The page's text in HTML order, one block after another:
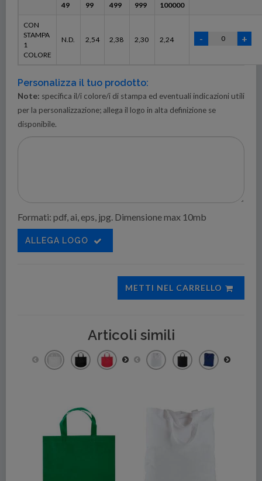
49
99
499
999
100000
CON
STAMPA
1
COLORE
N.D. 2,54 2,38 2,30 2,24
Personalizza il tuo prodotto:
Note: specifica il/i colore/i di stampa ed eventuali indicazioni utili
per la personalizzazione; allega il logo in alta definizione se
disponibile.
Formati: pdf, ai, eps, jpg. Dimensione max 10mb
ALLEGA LOGO
METTI NEL CARRELLO
Articoli simili